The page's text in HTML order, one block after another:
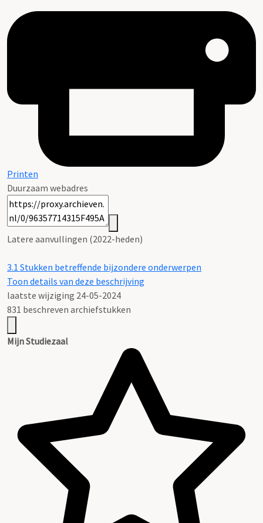
Printen
Duurzaam webadres
Latere aanvullingen (2022-heden)
3.1 Stukken betreffende bijzondere onderwerpen
Toon details van deze beschrijving
laatste wijziging 24-05-2024
831 beschreven archiefstukken
Mijn Studiezaal